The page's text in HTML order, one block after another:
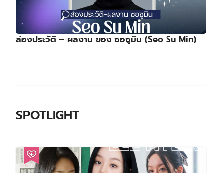
ส่องประวัติ – ผลงาน ของ ซอซูมิน (Seo Su Min)
SPOTLIGHT